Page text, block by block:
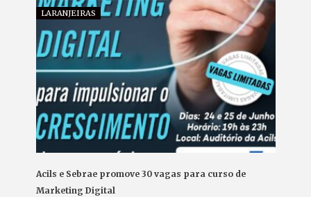
LARANJEIRAS
Acils e Sebrae promove 30 vagas para curso de
Marketing Digital